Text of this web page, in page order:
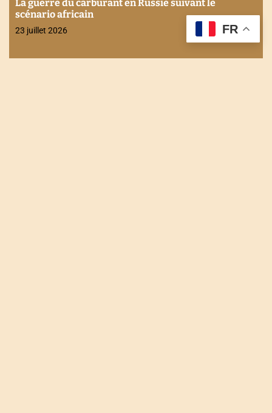
La guerre du carburant en Russie suivant le
scénario africain
23 juillet 2026 FR